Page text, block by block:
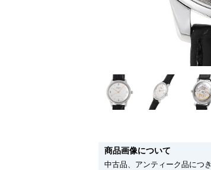
商品画像について
中古品、アンティーク品につ